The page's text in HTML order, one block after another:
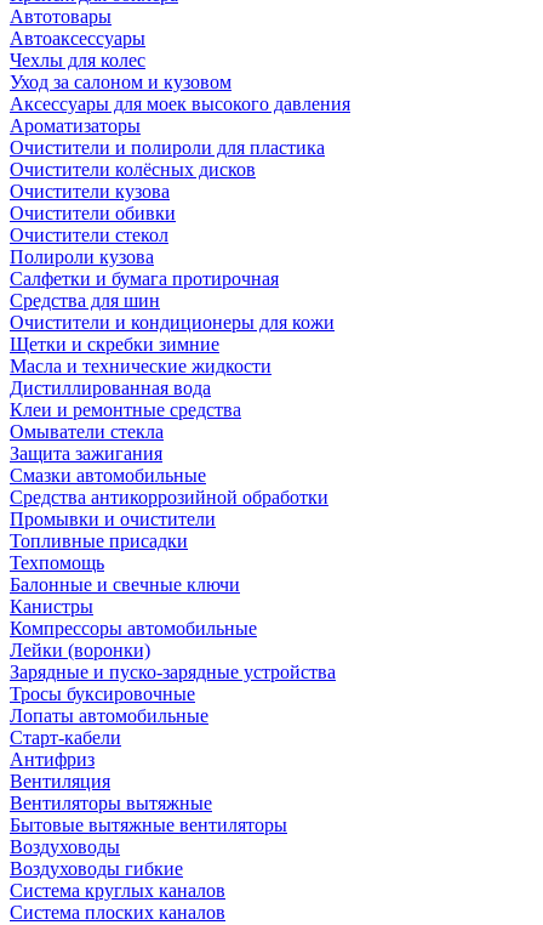
Автотовары
Автоаксессуары
Чехлы для колес
Уход за салоном и кузовом
Аксессуары для моек высокого давления
Ароматизаторы
Очистители и полироли для пластика
Очистители колёсных дисков
Очистители кузова
Очистители обивки
Очистители стекол
Полироли кузова
Салфетки и бумага протирочная
Средства для шин
Очистители и кондиционеры для кожи
Щетки и скребки зимние
Масла и технические жидкости
Дистиллированная вода
Клеи и ремонтные средства
Омыватели стекла
Защита зажигания
Смазки автомобильные
Средства антикоррозийной обработки
Промывки и очистители
Топливные присадки
Техпомощь
Балонные и свечные ключи
Канистры
Компрессоры автомобильные
Лейки (воронки)
Зарядные и пуско-зарядные устройства
Тросы буксировочные
Лопаты автомобильные
Старт-кабели
Антифриз
Вентиляция
Вентиляторы вытяжные
Бытовые вытяжные вентиляторы
Воздуховоды
Воздуховоды гибкие
Система круглых каналов
Система плоских каналов